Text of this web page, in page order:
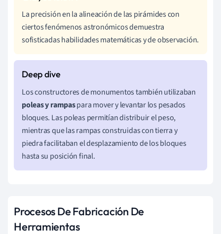
La precisión en la alineación de las pirámides con
ciertos fenómenos astronómicos demuestra
sofisticadas habilidades matemáticas y de observación.
Los constructores de monumentos también utilizaban
poleas y rampaspara mover y levantar los pesados
bloques. Las poleas permitían distribuir el peso,
mientras que las rampas construidas con tierra y
piedra facilitaban el desplazamiento de los bloques
hasta su posición final.
Procesos De Fabricación De
Herramientas